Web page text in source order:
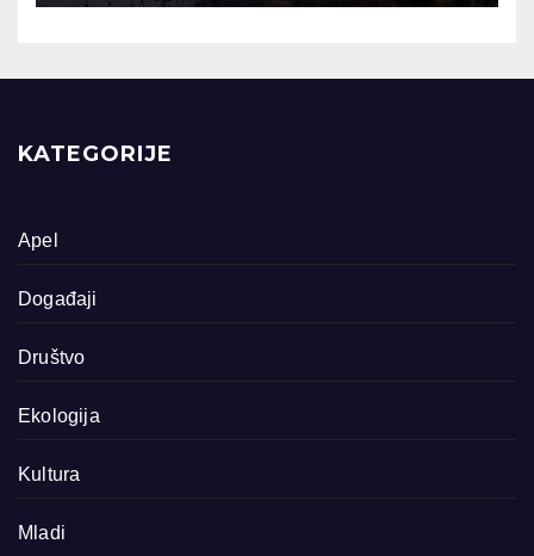
KATEGORIJE
Apel
Događaji
Društvo
Ekologija
Kultura
Mladi